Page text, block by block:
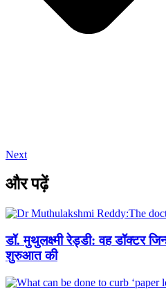
Next
और पढ़ें
डॉ. मुथुलक्ष्मी रेड्डी: वह डॉक्टर
शुरुआत की